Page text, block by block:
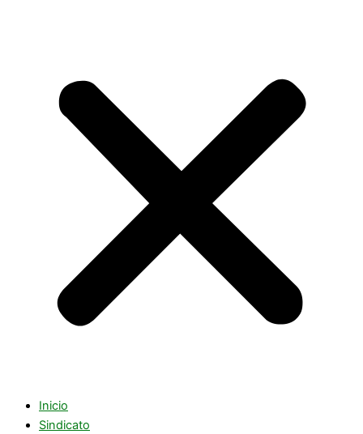
Inicio
Sindicato